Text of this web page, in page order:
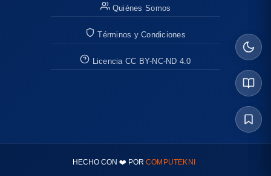
Quiénes Somos
Términos y Condiciones
Licencia CC BY-NC-ND 4.0
HECHO CON ❤️ POR COMPUTEKNI